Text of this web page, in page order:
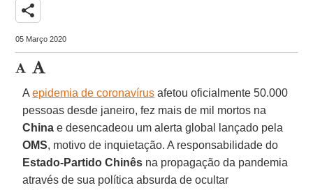
share
05 Março 2020
Aepidemia de coronavírus afetou oficialmente 50.000
pessoas desde janeiro, fez mais de mil mortos na
China e desencadeou um alerta global lançado pela
OMS, motivo de inquietação. A responsabilidade do
Estado-Partido Chinês na propagação da pandemia
através de sua política absurda de ocultar